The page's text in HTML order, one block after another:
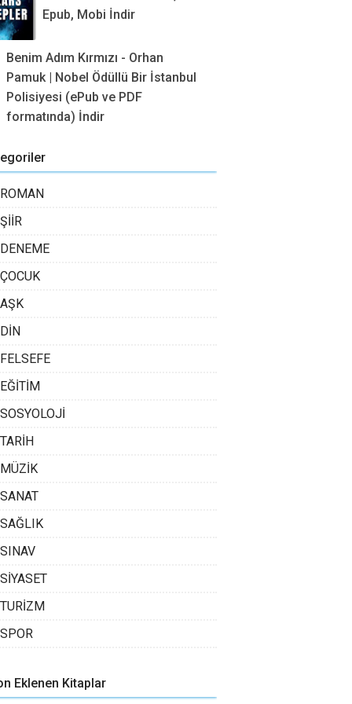
Epub, Mobi İndir
Benim Adım Kırmızı - Orhan
Pamuk | Nobel Ödüllü Bir İstanbul
Polisiyesi (ePub ve PDF
formatında) İndir
ROMAN
ŞİİR
DENEME
ÇOCUK
AŞK
DİN
FELSEFE
EĞİTİM
SOSYOLOJİ
TARİH
MÜZİK
SANAT
SAĞLIK
SINAV
SİYASET
TURİZM
SPOR
Eklenen Kitaplar